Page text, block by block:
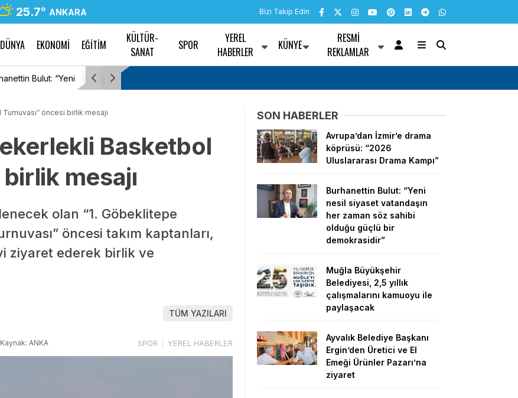
25.7° ANKARA Bizi Takip Edin
DÜNYA EKONOMİ EĞİTİM
KÜLTÜR-
SANAT
SPOR
YEREL
HABERLER
KÜNYE
RESMI
REKLAMLAR
zaman söz Muğla Büyükşehir Belediyesi, 2,5 yıllık çalışmalarını kamuoyu ile
öncesi birlik mesajı
Basketbol
mesajı
olan “1. Göbeklitepe
öncesi takım kaptanları,
ziyaret ederek birlik ve
TÜM YAZILARI
Kaynak: ANKA SPOR YEREL HABERLER
SON HABERLER
Avrupa’dan İzmir’e drama
köprüsü: “2026
Uluslararası Drama Kampı”
Burhanettin Bulut: “Yeni
nesil siyaset vatandaşın
her zaman söz sahibi
olduğu güçlü bir
demokrasidir”
Muğla Büyükşehir
Belediyesi, 2,5 yıllık
çalışmalarını kamuoyu ile
paylaşacak
Ayvalık Belediye Başkanı
Ergin’den Üretici ve El
Emeği Ürünler Pazarı’na
ziyaret